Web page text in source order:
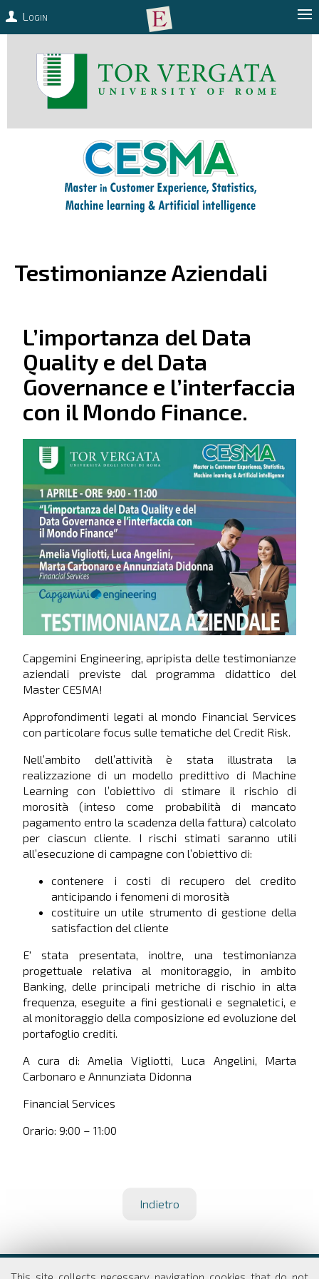
Login
Testimonianze Aziendali
L’importanza del Data
Quality e del Data
Governance e l’interfaccia
con il Mondo Finance.
Capgemini Engineering, apripista delle testimonianze
aziendali previste dal programma didattico del
Master CESMA!
Approfondimenti legati al mondo Financial Services
con particolare focus sulle tematiche del Credit Risk.
Nell’ambito dell’attività è stata illustrata la
realizzazione di un modello predittivo di Machine
Learning con l’obiettivo di stimare il rischio di
morosità (inteso come probabilità di mancato
pagamento entro la scadenza della fattura) calcolato
per ciascun cliente. I rischi stimati saranno utili
all’esecuzione di campagne con l’obiettivo di:
contenere i costi di recupero del credito
anticipando i fenomeni di morosità
costituire un utile strumento di gestione della
satisfaction del cliente
E' stata presentata, inoltre, una testimonianza
progettuale relativa al monitoraggio, in ambito
Banking, delle principali metriche di rischio in alta
frequenza, eseguite a fini gestionali e segnaletici, e
al monitoraggio della composizione ed evoluzione del
portafoglio crediti.
A cura di: Amelia Vigliotti, Luca Angelini, Marta
Carbonaro e Annunziata Didonna
Financial Services
Orario: 9:00 – 11:00
Indietro